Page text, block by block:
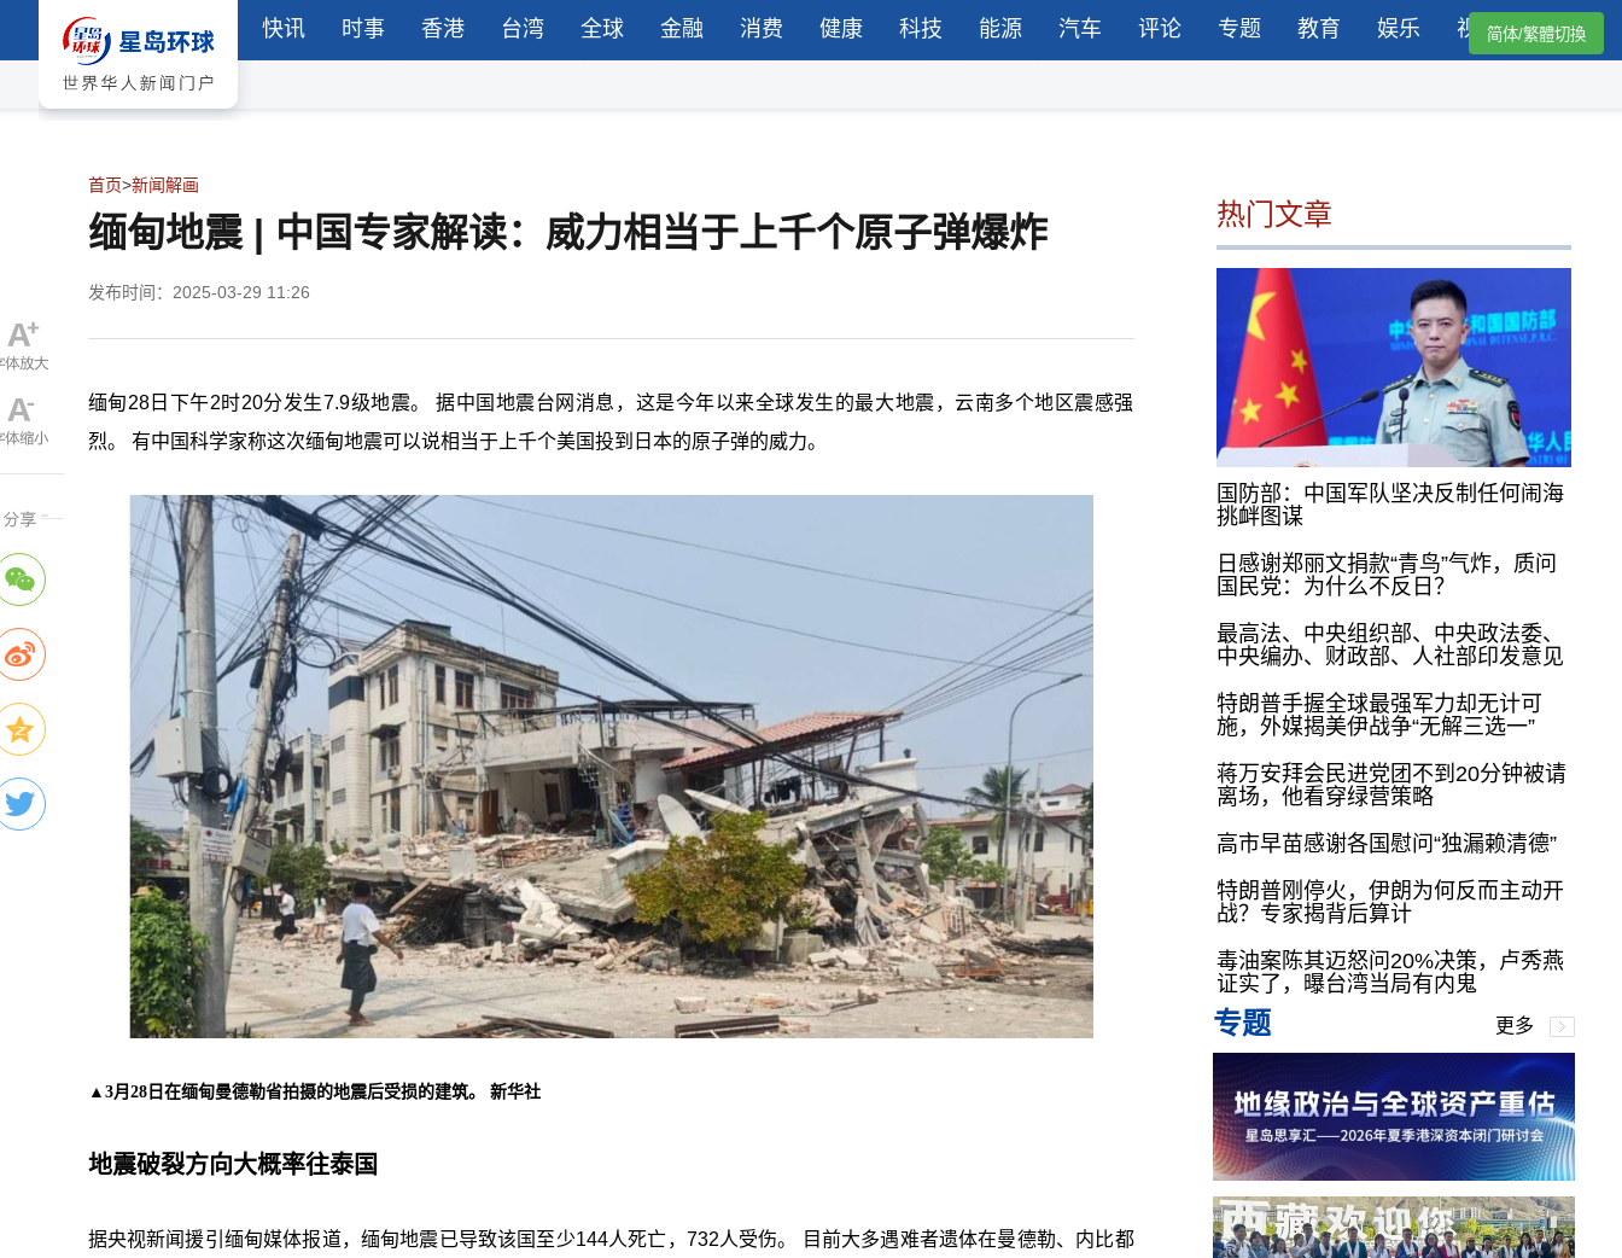
快讯 时事 香港 台湾 全球 金融 消费 健康 科技 能源 汽车 评论 专题 教育 娱乐 视频简体/繁體切換
首页>新闻解画
缅甸地震 | 中国专家解读：威力相当于上千个原子弹爆炸
发布时间：2025-03-29 11:26
缅甸28日下午2时20分发生7.9级地震。 据中国地震台网消息，这是今年以来全球发生的最大地震，云南多个地区震感强
烈。 有中国科学家称这次缅甸地震可以说相当于上千个美国投到日本的原子弹的威力。
▲3月28日在缅甸曼德勒省拍摄的地震后受损的建筑。 新华社
地震破裂方向大概率往泰国
据央视新闻援引缅甸媒体报道，缅甸地震已导致该国至少144人死亡，732人受伤。 目前大多遇难者遗体在曼德勒、内比都
热门文章
国防部：中国军队坚决反制任何闹海
挑衅图谋
日感谢郑丽文捐款“青鸟”气炸，质问
国民党：为什么不反日？
最高法、中央组织部、中央政法委、
中央编办、财政部、人社部印发意见
特朗普手握全球最强军力却无计可
施，外媒揭美伊战争“无解三选一”
蒋万安拜会民进党团不到20分钟被请
离场，他看穿绿营策略
高市早苗感谢各国慰问“独漏赖清德”
特朗普刚停火，伊朗为何反而主动开
战？专家揭背后算计
毒油案陈其迈怒问20%决策，卢秀燕
证实了，曝台湾当局有内鬼
专题 更多